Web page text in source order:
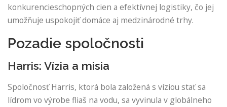
konkurencieschopných cien a efektívnej logistiky, čo jej
umožňuje uspokojiť domáce aj medzinárodné trhy.
Pozadie spoločnosti
Harris: Vízia a misia
Spoločnosť Harris, ktorá bola založená s víziou stať sa
lídrom vo výrobe fliaš na vodu, sa vyvinula v globálneho